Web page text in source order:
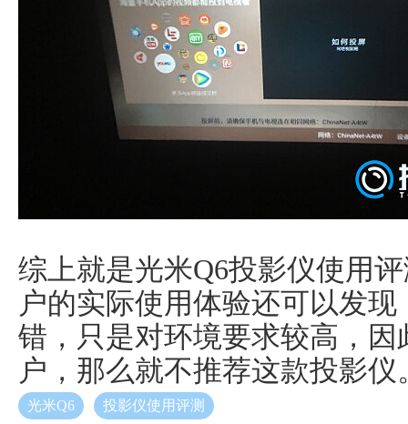
综上就是光米Q6投影仪使用
户的实际使用体验还可以发
错，只是对环境要求较高，
户，那么就不推荐这款投影仪
光米Q6 投影仪使用评测